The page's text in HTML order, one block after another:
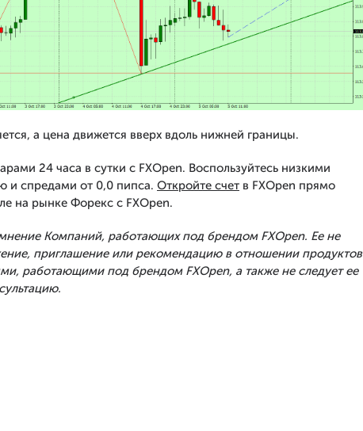
а цена движется вверх вдоль нижней границы.
24 часа в сутки с FXOpen. Воспользуйтесь низкими
и спредами от 0,0 пипса. Откройте счет в FXOpen прямо
на рынке Форекс с FXOpen.
мнение Компаний, работающих под брендом FXOpen. Ее не
приглашение или рекомендацию в отношении продуктов
работающими под брендом FXOpen, а также не следует ее